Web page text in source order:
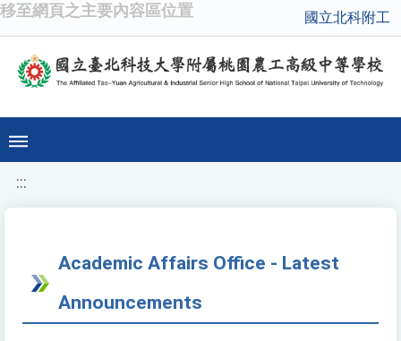
移至網頁之主要內容區位置 國立北科附工
:::
Academic Affairs Office - Latest
Announcements